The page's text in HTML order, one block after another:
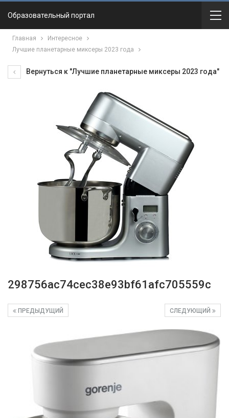
Образовательный портал
Главная
Интересное
Лучшие планетарные миксеры 2023 года
Вернуться к "Лучшие планетарные миксеры 2023 года"
298756ac74cec38e93bf61afc705559c
СЛЕДУЮЩИЙ
ПРЕДЫДУЩИЙ